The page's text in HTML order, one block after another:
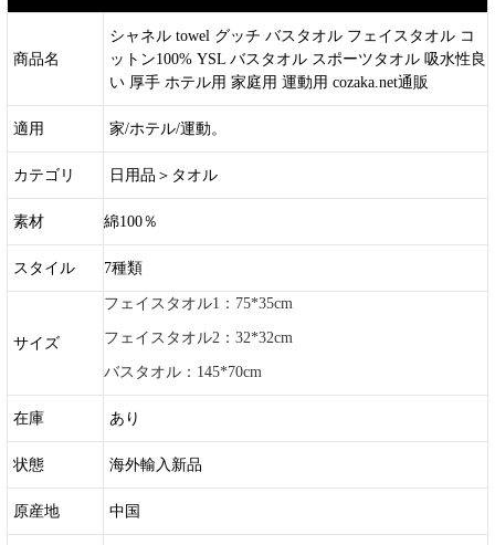
商品名
シャネル towel グッチ バスタオル フェイスタオル コ
ットン100% YSL バスタオル スポーツタオル 吸水性良
い 厚手 ホテル用 家庭用 運動用 cozaka.net通販
適用 家/ホテル/運動。
カテゴリ 日用品＞タオル
素材 綿100％
スタイル 7種類
サイズ
フェイスタオル1：75*35cm
フェイスタオル2：32*32cm
バスタオル：145*70cm
在庫 あり
状態 海外輸入新品
原産地 中国